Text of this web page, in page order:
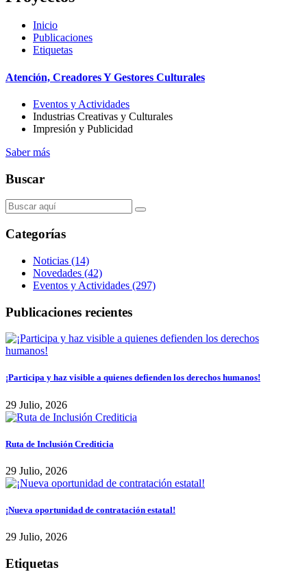
Inicio
Publicaciones
Etiquetas
Atención, Creadores Y Gestores Culturales
Eventos y Actividades
Industrias Creativas y Culturales
Impresión y Publicidad
Saber más
Buscar
Categorías
Noticias (14)
Novedades (42)
Eventos y Actividades (297)
Publicaciones recientes
¡Participa y haz visible a quienes defienden los derechos humanos!
29 Julio, 2026
Ruta de Inclusión Crediticia
29 Julio, 2026
¡Nueva oportunidad de contratación estatal!
29 Julio, 2026
Etiquetas